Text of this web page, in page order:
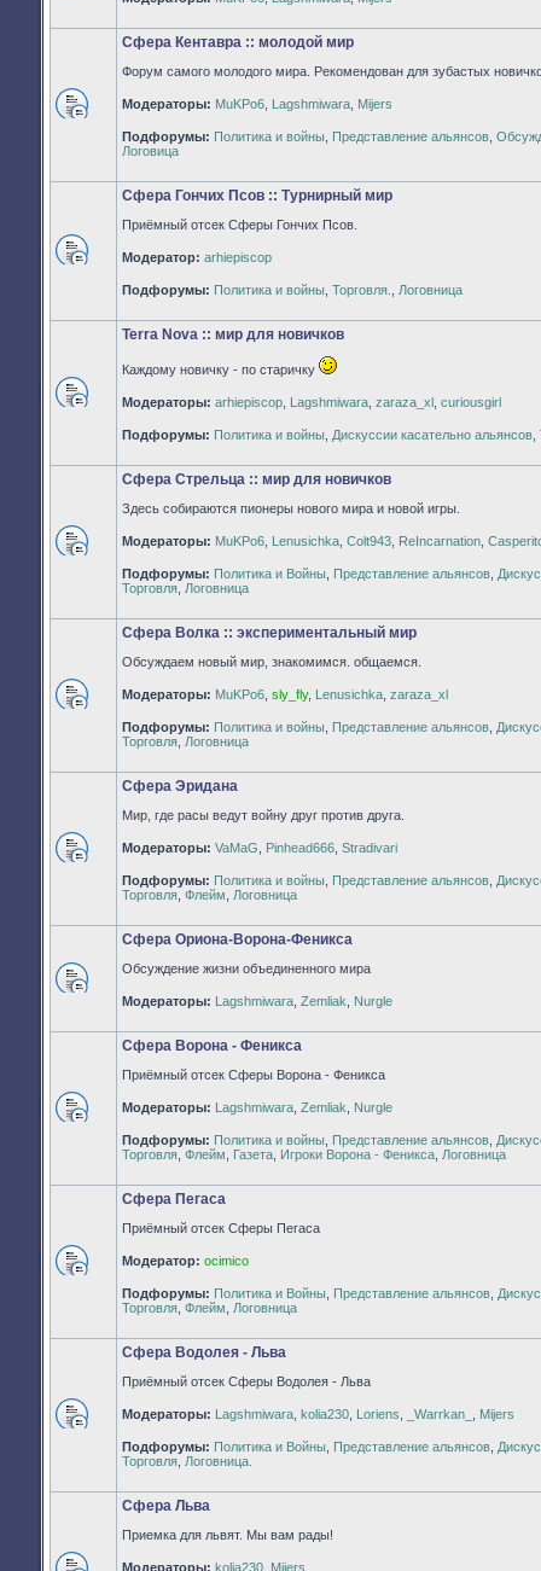
непрочитанных
непрочитанных
сообщений
Сфера Кентавра :: молодой мир
Форум самого молодого мира. Рекомендован для зубастых
Модераторы: MuKPo6 Lagshmiwara Mijers
Подфорумы: Политика и войны Представление альянсов
Логовица
непрочитанных
сообщений
Сфера Гончих Псов :: Турнирный мир
Приёмный отсек Сферы Гончих Псов.
Модератор: arhiepiscop
Подфорумы: Политика и войны Торговля. Логовница
сообщений
Terra Nova :: мир для новичков
Каждому новичку - по старичку
Модераторы: arhiepiscop Lagshmiwara zaraza_xl curiousgirl
Подфорумы: Политика и войны Дискуссии касательно альянсов
непрочитанных
сообщений
Сфера Стрельца :: мир для новичков
Здесь собираются пионеры нового мира и новой игры.
Модераторы: MuKPo6 Lenusichka Colt943 ReIncarnation
Подфорумы: Политика и Войны Представление альянсов
Торговля Логовница
непрочитанных
сообщений
Сфера Волка :: экспериментальный мир
Обсуждаем новый мир, знакомимся. общаемся.
Модераторы: MuKPo6 sly_fly, Lenusichka zaraza_xl
Подфорумы: Политика и войны Представление альянсов
Торговля Логовница
непрочитанных
сообщений
Сфера Эридана
Мир, где расы ведут войну друг против друга.
Модераторы: VaMaG Pinhead666 Stradivari
Подфорумы: Политика и войны Представление альянсов
Торговля Флейм Логовница
Нет
непрочитанных
Сфера Ориона-Ворона-Феникса
Обсуждение жизни объединенного мира
Модераторы: Lagshmiwara Zemliak Nurgle
непрочитанных
сообщений
Сфера Ворона - Феникса
Приёмный отсек Сферы Ворона - Феникса
Модераторы: Lagshmiwara Zemliak Nurgle
Подфорумы: Политика и войны Представление альянсов
Торговля Флейм Газета Игроки Ворона - Феникса Логовница
непрочитанных
сообщений
Сфера Пегаса
Приёмный отсек Сферы Пегаса
Модератор: ocimico
Подфорумы: Политика и Войны Представление альянсов
Торговля Флейм Логовница
непрочитанных
сообщений
Сфера Водолея - Льва
Приёмный отсек Сферы Водолея - Льва
Модераторы: Lagshmiwara kolia230 Loriens _Warrkan_ Mijers
Подфорумы: Политика и Войны Представление альянсов
Торговля Логовница.
Сфера Льва
Приемка для львят. Мы вам рады!
Модераторы: kolia230 Mijers